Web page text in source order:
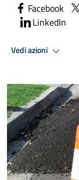
Facebook
LinkedIn
Vedi azioni